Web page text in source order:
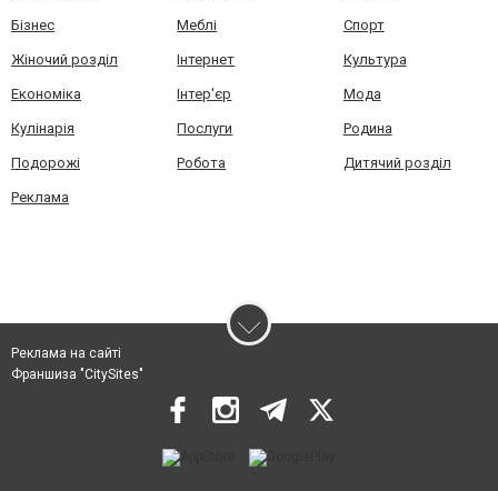
Бізнес Меблі Спорт
Жіночий розділ Інтернет Культура
Економіка Інтер'єр Мода
Кулінарія Послуги Родина
Подорожі Робота Дитячий розділ
Реклама
Реклама на сайті
Франшиза "CitySites"